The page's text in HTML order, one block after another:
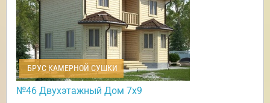
БРУС КАМЕРНОЙ СУШКИ
№46 Двухэтажный Дом 7х9